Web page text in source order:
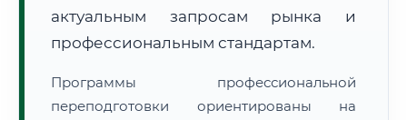
📜 Документы и аккредитация ФИС ФРДО
актуальным запросам рынка и
профессиональным стандартам.
Программы профессиональной
переподготовки ориентированы на